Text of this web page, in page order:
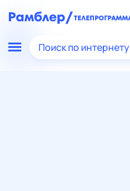
Поиск по интернету